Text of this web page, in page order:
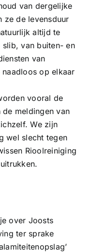
van dergelijke
ze de levensduur
altijd te
slib, van buiten- en
van
op elkaar
vooral de
de meldingen van
We zijn
wel slecht tegen
Rioolreiniging
over Joosts
ter sprake